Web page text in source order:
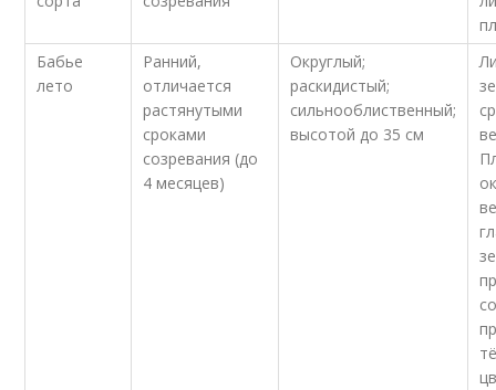
Бабье
лето
Ранний,
отличается
растянутыми
сроками
созревания (до
4 месяцев)
Округлый;
раскидистый;
сильнооблиственный;
высотой до 35 см